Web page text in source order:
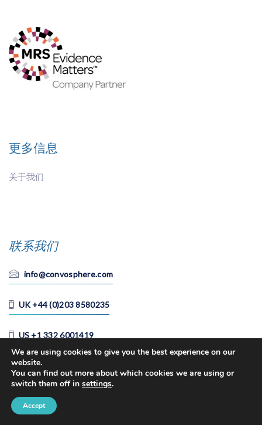
更多信息
关于我们
联系我们
info@convosphere.com
UK +44 (0)203 8580235
US +1 332 6001419
关注我们的新闻稿
We are using cookies to give you the best experience on our
website.
You can find out more about which cookies we are using or
switch them off in settings.
Accept